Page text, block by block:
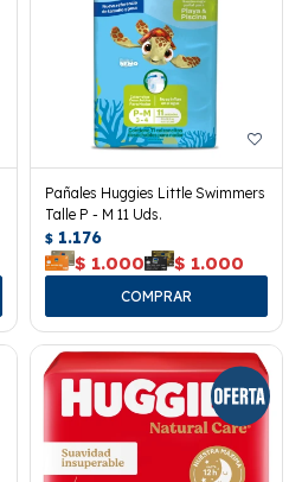
Pañales Huggies Little Swimmers
Talle P - M 11 Uds.
$ 1.176
$ 1.000 $ 1.000